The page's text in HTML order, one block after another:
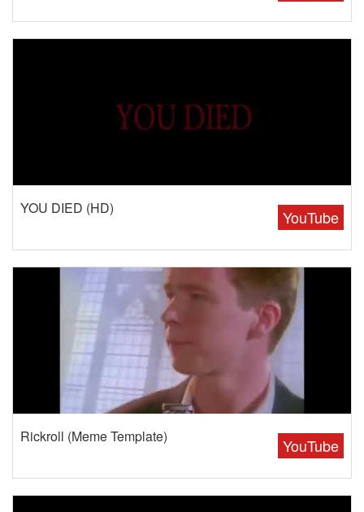
YouTube
YOU DIED (HD)
YouTube
Rickroll (Meme Template)